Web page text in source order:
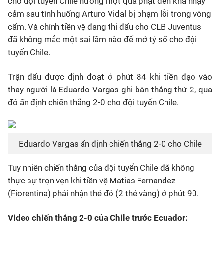
cảm sau tình huống Arturo Vidal bị phạm lỗi trong vòng
cấm. Và chính tiền vệ đang thi đấu cho CLB Juventus
đã không mắc một sai lầm nào để mở tỷ số cho đội
tuyển Chile.
Trận đấu được định đoạt ở phút 84 khi tiền đạo vào
thay người là Eduardo Vargas ghi bàn thắng thứ 2, qua
đó ấn định chiến thắng 2-0 cho đội tuyển Chile.
Eduardo Vargas ấn định chiến thắng 2-0 cho Chile
Tuy nhiên chiến thắng của đội tuyển Chile đã không
thực sự trọn vẹn khi tiền vệ Matias Fernandez
(Fiorentina) phải nhận thẻ đỏ (2 thẻ vàng) ở phút 90.
Video chiến thắng 2-0 của Chile trước Ecuador: